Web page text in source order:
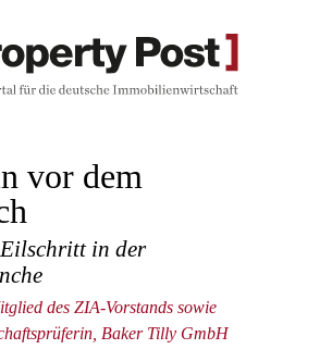
vor dem
in der
des ZIA-Vorstands sowie
Baker Tilly GmbH